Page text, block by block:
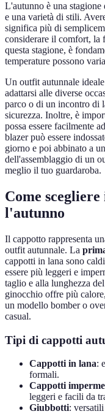
L'autunno è una
e una varietà di stili.
significa più di
considerare il comfort, la
questa stagione, è
temperature possono
Un outfit autunnale
adattarsi alle diverse
parco o di un incontro di
sicurezza. Inoltre, è
possa essere facilmente
blazer può essere
giorno e poi abbinato a
dell'assemblaggio di un
meglio il tuo guardaroba.
Come
l'autunno
Il cappotto rappresenta
outfit autunnale. La
cappotti in lana sono
essere più leggeri e
taglio e alla lunghezza
ginocchio offre più
un modello bomber o
casual.
Tipi di cappotti
Cappotti in lana:
formali.
Cappotti
leggeri e facili da
Giubbotti: